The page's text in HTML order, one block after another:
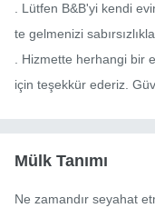
. Lütfen B&B'yi kendi
te gelmenizi
. Hizmette herhangi bir
için teşekkür ederiz.
Mülk Tanımı
Ne zamandır seyahat